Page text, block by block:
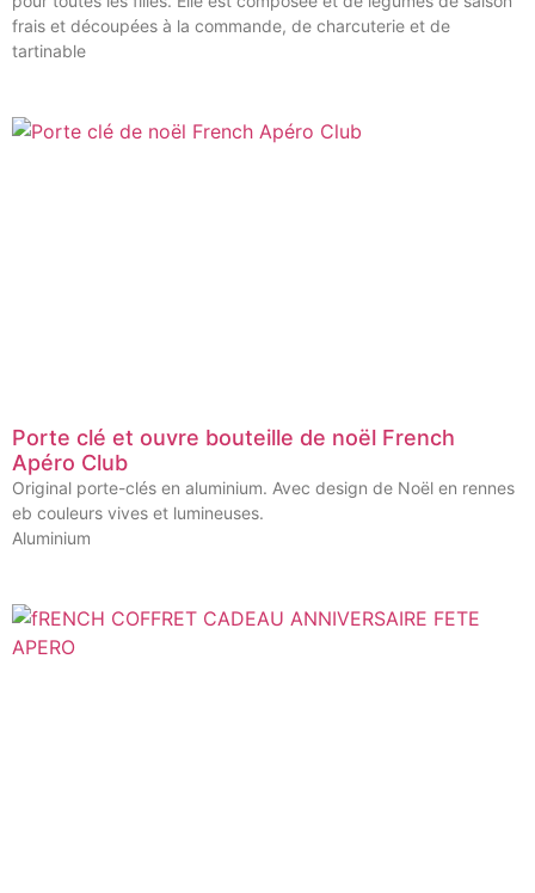
frais et découpées à la commande, de charcuterie et de
tartinable
Porte clé et ouvre bouteille de noël French
Apéro Club
Original porte-clés en aluminium. Avec design de Noël en rennes
eb couleurs vives et lumineuses.
Aluminium